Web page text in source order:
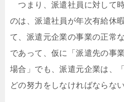
つまり、派遣社員に対して
のは、派遣社員が年次有給休
て、派遣元企業の事業の正常
であって、仮に「派遣先の事
場合」でも、派遣元企業は、
どの努力をしなければならな